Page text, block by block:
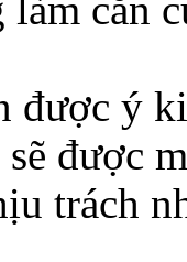
căn
được ý
được
trách